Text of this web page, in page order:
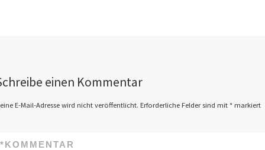
Christkönig, Kardinal
einen Kommentar
E-Mail-Adresse wird nicht veröffentlicht. Erforderliche Felder sind mit *markiert
KOMMENTAR
*